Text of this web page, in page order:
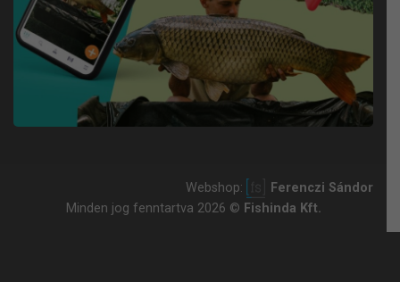
Webshop:
Ferenczi Sándor
Minden jog fenntartva 2026 © Fishinda Kft.